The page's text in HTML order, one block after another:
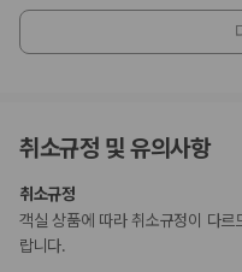
이용 상황에 따라 객실 연결
로 숙박 시설에 직접 연락하여
사본을 보관해야 합니다.
을 허용하지 않습니다.
지불 요금
체크인 또는 체크아웃 시 숙박 시
취소규정 및 유의사항
취소규정
객실 상품에 따라 취소규정이 다
랍니다.